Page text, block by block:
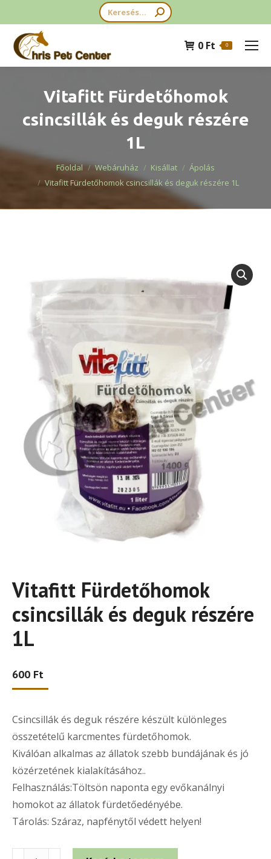
Search:
0 Ft 0
Vitafitt Fürdetőhomok
csincsillák és deguk részére
1L
You are here:
Főoldal Webáruház Kisállat
Ápolás
Vitafitt Fürdetőhomok csincsillák és deguk részére 1L
Vitafitt Fürdetőhomok
csincsillák és deguk részére
1L
600 Ft
Csincsillák és deguk részére készült különleges
összetételű karcmentes fürdetőhomok.
Kiválóan alkalmas az állatok szebb bundájának és jó
közérzetének kialakításához..
Felhasználás:Töltsön naponta egy evőkanálnyi
homokot az állatok fürdetőedényébe.
Tárolás: Száraz, napfénytől védett helyen!
Vitafitt